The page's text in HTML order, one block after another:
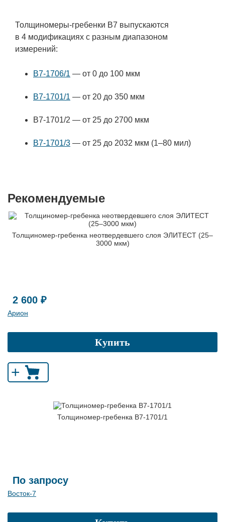
Толщиномеры-гребенки В7 выпускаются
в 4 модификациях с разным диапазоном
измерений:
В7-1706/1 — от 0 до 100 мкм
В7-1701/1 — от 20 до 350 мкм
В7-1701/2 — от 25 до 2700 мкм
В7-1701/3 — от 25 до 2032 мкм (1–80 мил)
Рекомендуемые
Толщиномер-гребенка неотвердевшего слоя ЭЛИТЕСТ (25–
3000 мкм)
2 600 ₽
Арион
Купить
+
Толщиномер-гребенка В7-1701/1
По запросу
Восток-7